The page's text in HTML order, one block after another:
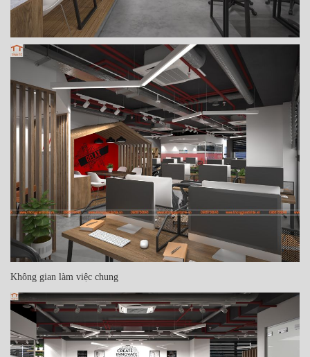
Không gian làm việc chung